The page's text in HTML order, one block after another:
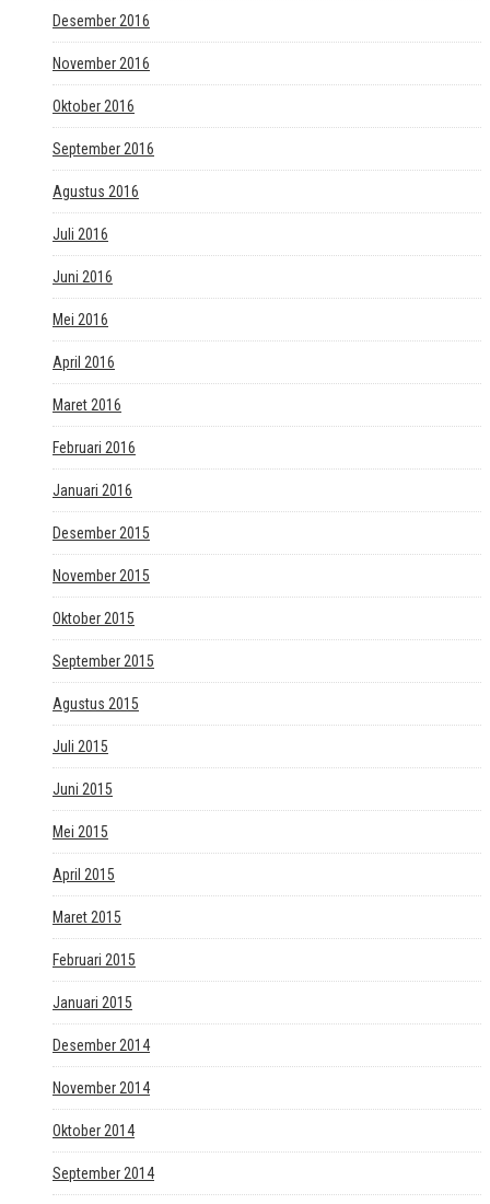
Desember 2016
November 2016
Oktober 2016
September 2016
Agustus 2016
Juli 2016
Juni 2016
Mei 2016
April 2016
Maret 2016
Februari 2016
Januari 2016
Desember 2015
November 2015
Oktober 2015
September 2015
Agustus 2015
Juli 2015
Juni 2015
Mei 2015
April 2015
Maret 2015
Februari 2015
Januari 2015
Desember 2014
November 2014
Oktober 2014
September 2014